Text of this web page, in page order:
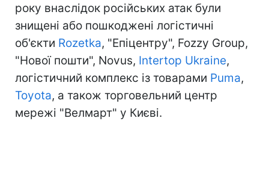
року внаслідок російських атак були
знищені або пошкоджені логістичні
об'єкти Rozetka, "Епіцентру", Fozzy Group,
"Нової пошти", Novus, Intertop Ukraine,
логістичний комплекс із товарами Puma,
Toyota, а також торговельний центр
мережі "Велмарт" у Києві.